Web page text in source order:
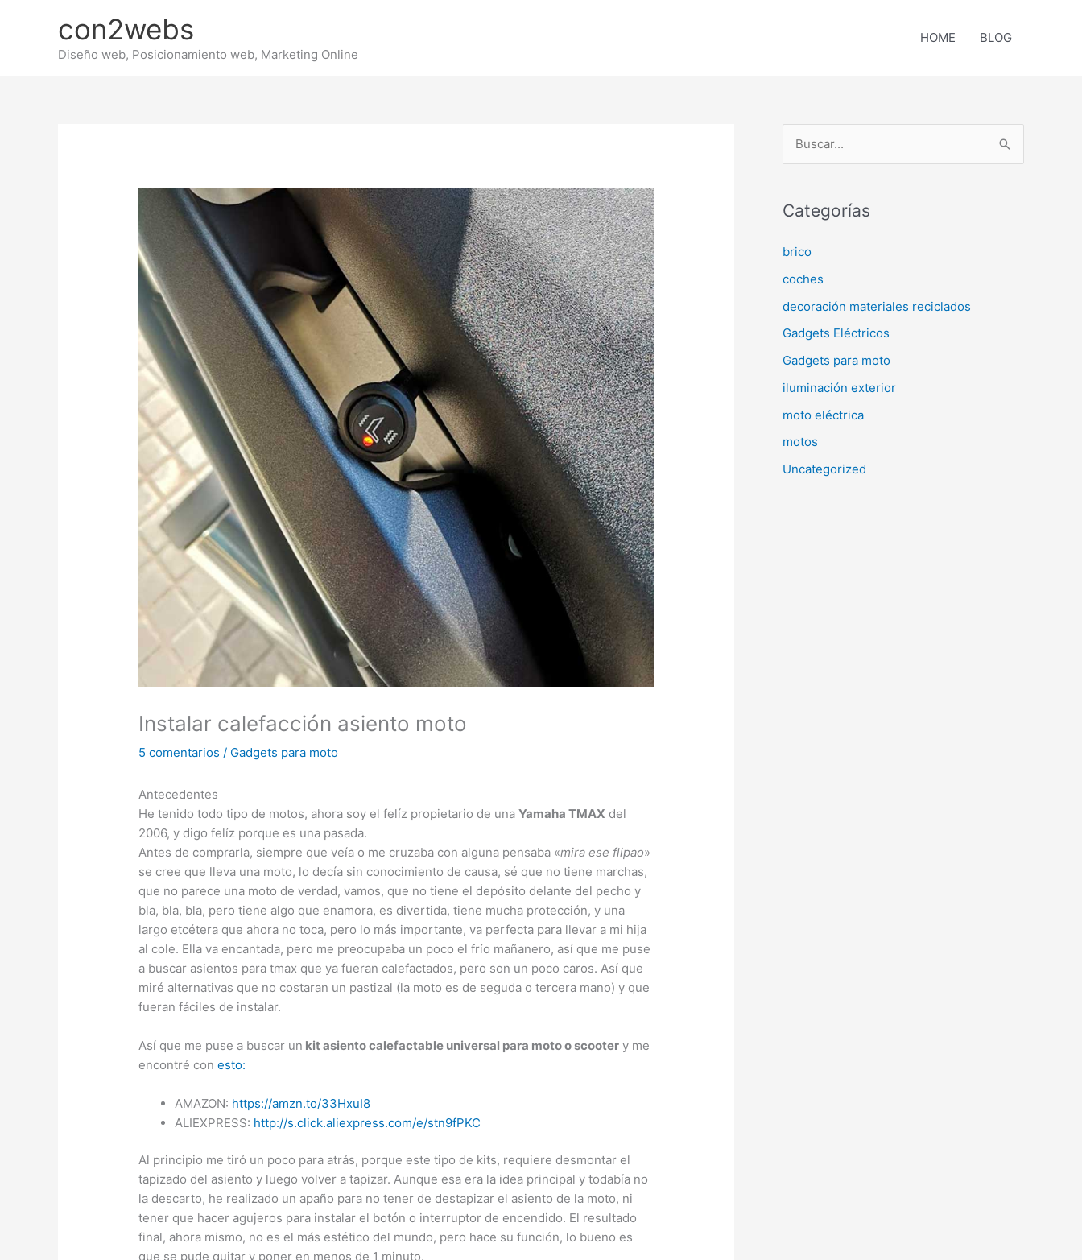
con2webs
Diseño web, Posicionamiento web, Marketing Online
HOME BLOG
Instalar calefacción asiento moto
5 comentarios / Gadgets para moto
Antecedentes
He tenido todo tipo de motos, ahora soy el felíz propietario de unaYamaha TMAX del
2006, y digo felíz porque es una pasada.
Antes de comprarla, siempre que veía o me cruzaba con alguna pensaba «mira ese flipao»
se cree que lleva una moto, lo decía sin conocimiento de causa, sé que no tiene marchas,
que no parece una moto de verdad, vamos, que no tiene el depósito delante del pecho y
bla, bla, bla, pero tiene algo que enamora, es divertida, tiene mucha protección, y una
largo etcétera que ahora no toca, pero lo más importante, va perfecta para llevar a mi hija
al cole. Ella va encantada, pero me preocupaba un poco el frío mañanero, así que me puse
a buscar asientos para tmax que ya fueran calefactados, pero son un poco caros. Así que
miré alternativas que no costaran un pastizal (la moto es de seguda o tercera mano) y que
fueran fáciles de instalar.
Así que me puse a buscar un kit asiento calefactable universal para moto o scooter y me
encontré conesto:
AMAZON: https://amzn.to/33HxuI8
ALIEXPRESS: http://s.click.aliexpress.com/e/stn9fPKC
Al principio me tiró un poco para atrás, porque este tipo de kits, requiere desmontar el
tapizado del asiento y luego volver a tapizar. Aunque esa era la idea principal y todabía no
la descarto, he realizado un apaño para no tener de destapizar el asiento de la moto, ni
tener que hacer agujeros para instalar el botón o interruptor de encendido. El resultado
final, ahora mismo, no es el más estético del mundo, pero hace su función, lo bueno es
que se pude quitar y poner en menos de 1 minuto.
c
r
p
o
r
Categorías
brico
coches
decoración materiales reciclados
Gadgets Eléctricos
Gadgets para moto
iluminación exterior
moto eléctrica
motos
Uncategorized